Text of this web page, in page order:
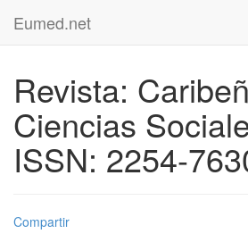
Eumed.net
Revista:
Ciencias
ISSN: 2254-
Compartir